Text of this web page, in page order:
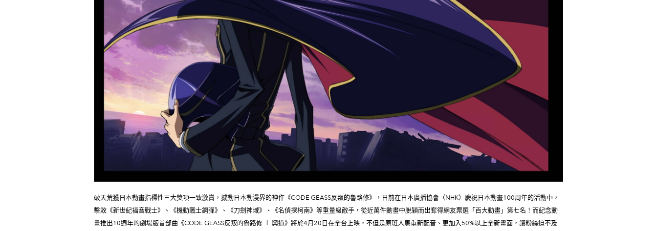
破天荒獲日本動畫指標性三大獎項一致激賞，撼動日本動漫界的神作《CODE GEASS反叛的魯路修》，日前在日本廣播協會（NHK）慶祝日本動畫100周年的活動中，
擊敗《新世紀福音戰士》、《機動戰士鋼彈》、《刀劍神域》、《名偵探柯南》等重量級敵手，從近萬件動畫中脫穎而出奪得網友票選「百大動畫」第七名！而紀念動
畫推出10週年的劇場版首部曲《CODE GEASS反叛的魯路修 Ⅰ 興道》將於4月20日在全台上映，不但是原班人馬重新配音、更加入50%以上全新畫面，讓粉絲迫不及